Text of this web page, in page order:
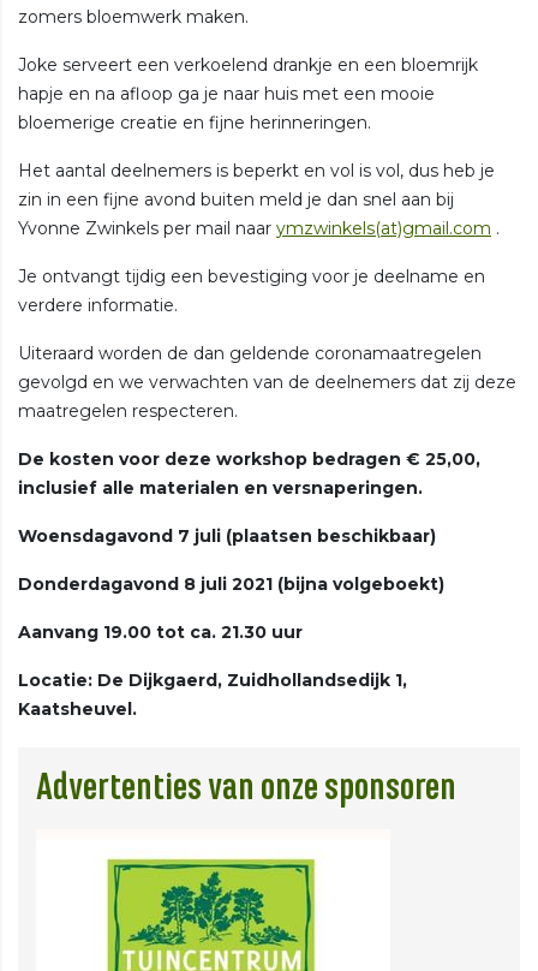
zomers bloemwerk maken.
Joke serveert een verkoelend drankje en een bloemrijk
hapje en na afloop ga je naar huis met een mooie
bloemerige creatie en fijne herinneringen.
Het aantal deelnemers is beperkt en vol is vol, dus heb je
zin in een fijne avond buiten meld je dan snel aan bij
Yvonne Zwinkels per mail naar ymzwinkels(at)gmail.com .
Je ontvangt tijdig een bevestiging voor je deelname en
verdere informatie.
Uiteraard worden de dan geldende coronamaatregelen
gevolgd en we verwachten van de deelnemers dat zij deze
maatregelen respecteren.
De kosten voor deze workshop bedragen € 25,00,
inclusief alle materialen en versnaperingen.
Woensdagavond 7 juli (plaatsen beschikbaar)
Donderdagavond 8 juli 2021 (bijna volgeboekt)
Aanvang 19.00 tot ca. 21.30 uur
Locatie: De Dijkgaerd, Zuidhollandsedijk 1,
Kaatsheuvel.
Advertenties van onze sponsoren